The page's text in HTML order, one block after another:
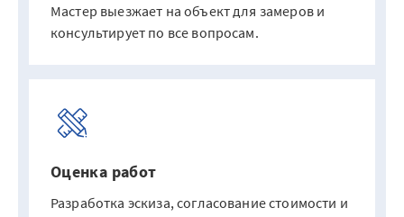
Мастер выезжает на объект для замеров и
консультирует по все вопросам.
Оценка работ
Разработка эскиза, согласование стоимости и